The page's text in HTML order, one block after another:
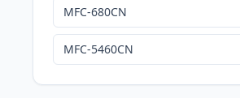
MFC-680CN
MFC-5460CN